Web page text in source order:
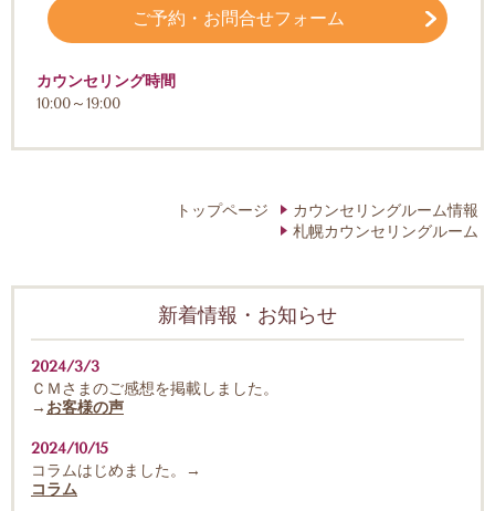
ご予約・お問合せフォーム
カウンセリング時間
10:00～19:00
トップページ
カウンセリングルーム情報
札幌カウンセリングルーム
新着情報・お知らせ
2024/3/3
ＣＭさまのご感想を掲載しました。
→ お客様の声
2024/10/15
コラムはじめました。→
コラム